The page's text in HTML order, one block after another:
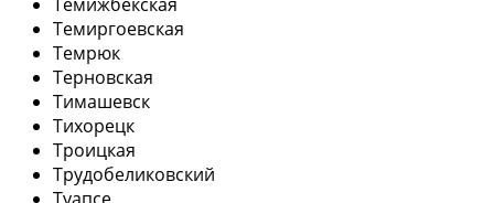
Темиргоевская
Темрюк
Терновская
Тимашевск
Тихорецк
Троицкая
Трудобеликовский